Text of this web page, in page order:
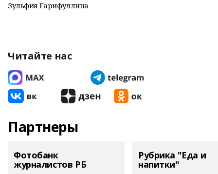
Зульфия Гарифуллина
Читайте нас
Партнеры
Фотобанк
журналистов РБ
Рубрика "Еда и
напитки"